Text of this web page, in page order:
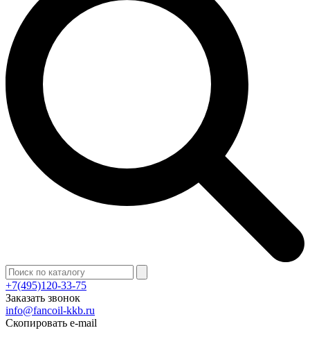
+7(495)120-33-75
Заказать звонок
info@fancoil-kkb.ru
Скопировать e-mail